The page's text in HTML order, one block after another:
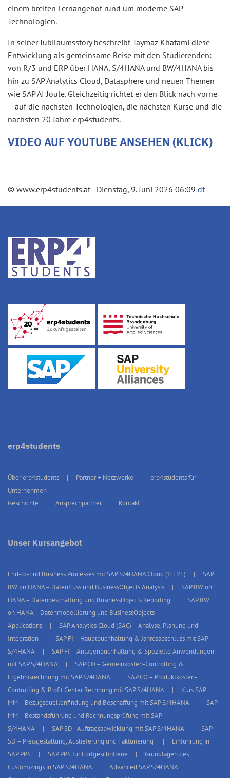
einem breiten Lernangebot rund um moderne SAP-
Technologien.
In seiner Jubiläumsstory beschreibt Taymaz Khatami diese
Entwicklung als gemeinsame Reise mit den Studierenden:
von R/3 und ERP über HANA, S/4HANA und BW/4HANA bis
hin zu SAP Analytics Cloud, Datasphere und neuen Themen
wie SAP AI Joule. Gleichzeitig richtet er den Blick nach vorne
– auf die nächsten Technologien, die nächsten Kurse und die
nächsten 20 Jahre erp4students.
VIDEO AUF YOUTUBE ANSEHEN (KLICK)
© www.erp4students.at Dienstag, 9. Juni 2026 06:09 df
erp4students
Über erp4students Partner + Netzwerke
erp4students für
Unternehmen
Geschichte
Ansprechpartner Kontakt
Unser Kursangebot
End-to-End Business Processes mit SAP S/4HANA Cloud (IEE2E)
SAP
BW on HANA – Datenfluss und BusinessObjects Analysis
SAP BW on
HANA – Datenbeschaffung und BusinessObjects Reporting
SAP BW
on HANA – Datenmodellierung und BusinessObjects
Applications
SAP Analytics Cloud (SAC) – Analyse, Planung und
Integration
SAP FI – Hauptbuchhaltung & Jahresabschluss mit SAP
S/4HANA
SAP FI – Anlagenbuchhaltung & Spezielle Anwendungen
mit SAP S/4HANA
SAP CO – Gemeinkosten-Controlling &
Ergebnisrechnung mit SAP S/4HANA
SAP CO – Produktkosten-
Controlling & Profit Center Rechnung mit SAP S/4HANA
Kurs SAP
MM – Bezugsquellenfindung und Beschaffung mit SAP S/4HANA
SAP
MM – Bestandsführung und Rechnungsprüfung mit SAP
S/4HANA
SAP SD - Auftragsabwicklung mit SAP S/4HANA
SAP
SD – Preisgestaltung, Auslieferung und Fakturierung
Einführung in
SAP PPS
SAP PPS für Fortgeschrittene
Grundlagen des
Customizings in SAP S/4HANA
Advanced SAP S/4HANA